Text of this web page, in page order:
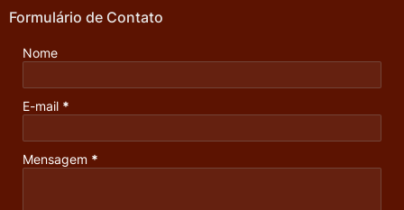
Formulário de Contato
Nome
E-mail *
Mensagem *